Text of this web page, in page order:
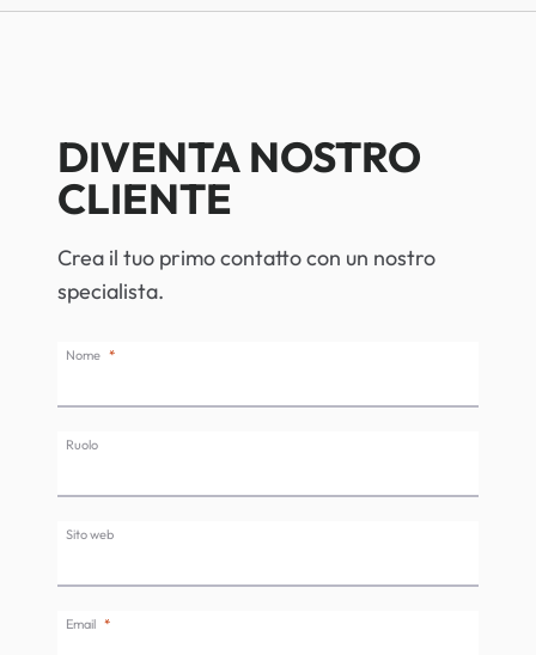
DIVENTA NOSTRO
CLIENTE
Crea il tuo primo contatto con un nostro
specialista.
Nome
Ruolo
Sito web
Email